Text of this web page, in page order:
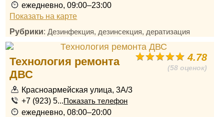
ежедневно, 09:00–23:00
Показать на карте
Рубрики:Дезинфекция, дезинсекция, дератизация
4.78
(58 оценок)
Технология ремонта
ДВС
Красноармейская улица, 3А/3
+7 (923) 5...Показать телефон
ежедневно, 08:00–20:00